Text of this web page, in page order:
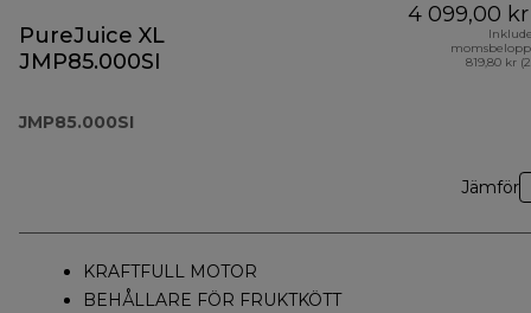
PureJuice XL
JMP85.000SI
JMP85.000SI
4 099,00 kr
819,80 kr
Jämför
KRAFTFULL MOTOR
BEHÅLLARE FÖR FRUKTKÖTT